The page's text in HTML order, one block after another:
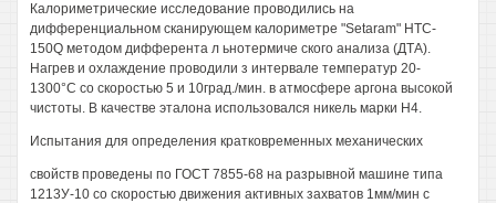
Калориметрические исследование проводились на
дифференциальном сканирующем калориметре "Setaram" HTC-
150Q методом дифферента л ьнотермиче ского анализа (ДТА).
Нагрев и охлаждение проводили з интервале температур 20-
1300°С со скоростью 5 и 10град./мин. в атмосфере аргона высокой
чистоты. В качестве эталона использовался никель марки Н4.
Испытания для определения кратковременных механических
свойств проведены по ГОСТ 7855-68 на разрывной машине типа
1213У-10 со скоростью движения активных захватов 1мм/мин с